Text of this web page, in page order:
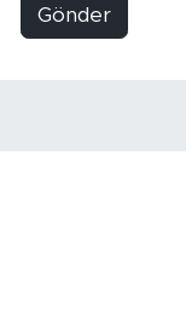
Gönder